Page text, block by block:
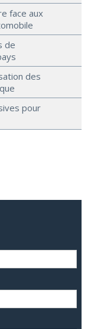
face aux
de
des
pour